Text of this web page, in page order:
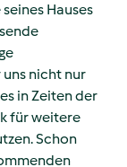
Hauses
nicht nur
in Zeiten der
für weitere
Schon